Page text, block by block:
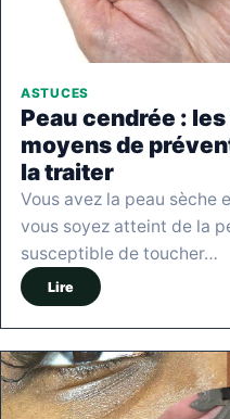
ASTUCES
Peau cendrée :
moyens de
la traiter
Vous avez la peau sèche
vous soyez atteint de la
susceptible de toucher…
Lire